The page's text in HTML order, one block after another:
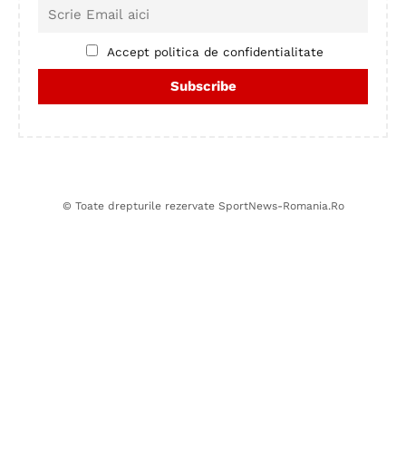
Accept politica de confidentialitate
© Toate drepturile rezervate SportNews-Romania.Ro